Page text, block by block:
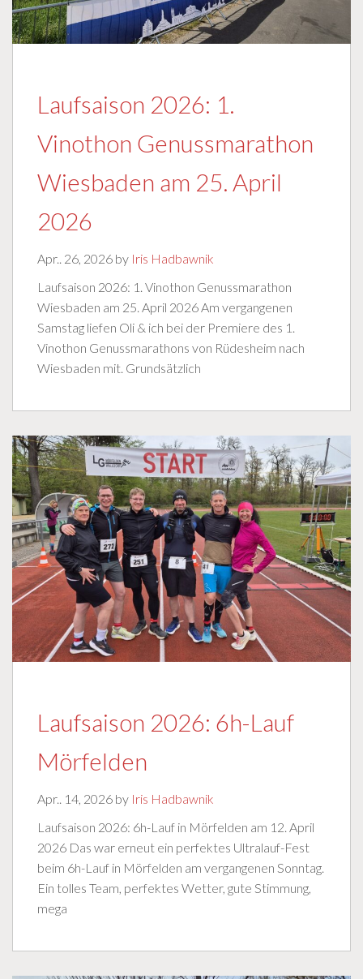
Laufsaison 2026: 1.
Vinothon Genussmarathon
Wiesbaden am 25. April
2026
Apr.. 26, 2026 by Iris Hadbawnik
Laufsaison 2026: 1. Vinothon Genussmarathon
Wiesbaden am 25. April 2026 Am vergangenen
Samstag liefen Oli & ich bei der Premiere des 1.
Vinothon Genussmarathons von Rüdesheim nach
Wiesbaden mit. Grundsätzlich
Laufsaison 2026: 6h-Lauf
Mörfelden
Apr.. 14, 2026 by Iris Hadbawnik
Laufsaison 2026: 6h-Lauf in Mörfelden am 12. April
2026 Das war erneut ein perfektes Ultralauf-Fest
beim 6h-Lauf in Mörfelden am vergangenen Sonntag.
Ein tolles Team, perfektes Wetter, gute Stimmung,
mega